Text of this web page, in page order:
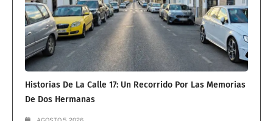
Historias De La Calle 17: Un Recorrido Por Las Memorias
De Dos Hermanas